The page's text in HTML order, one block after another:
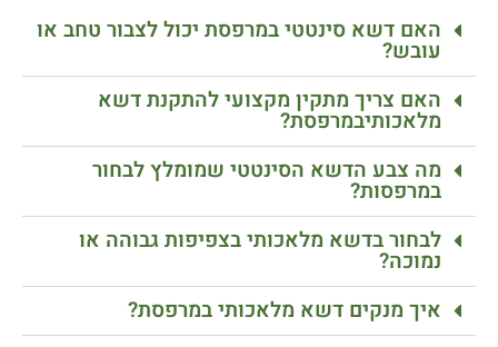
האם דשא סינטטי במרפסת יכול לצבור טחב או
עובש?
האם צריך מתקין מקצועי להתקנת דשא
מלאכותיבמרפסת?
מה צבע הדשא הסינטטי שמומלץ לבחור
במרפסות?
לבחור בדשא מלאכותי בצפיפות גבוהה או
נמוכה?
איך מנקים דשא מלאכותי במרפסת?